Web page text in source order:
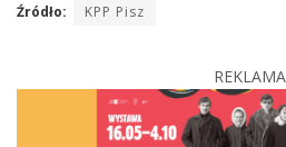
Źródło: KPP Pisz
REKLAMA